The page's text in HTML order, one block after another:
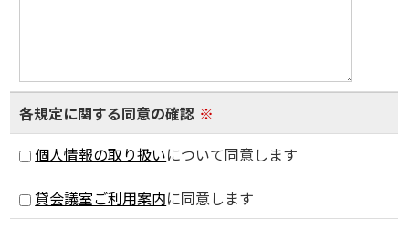
各規定に関する同意の確認 ※
個人情報の取り扱いについて同意します
貸会議室ご利用案内に同意します